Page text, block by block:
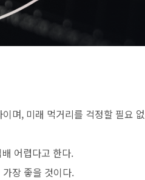
며, 미래 먹거리를 걱정할 필요 없
어렵다고 한다.
장 좋을 것이다.